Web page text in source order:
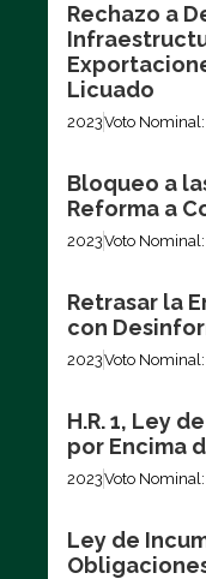
Rechazo a
Licuado
2023Voto
Bloqueo a
Reforma a
2023Voto
Retrasar la
con
2023Voto
H.R. 1, Ley
por Encima
2023Voto
Ley de